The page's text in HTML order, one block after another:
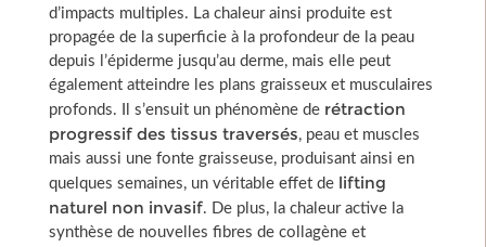
d’impacts multiples. La chaleur ainsi produite est
propagée de la superficie à la profondeur de la peau
depuis l’épiderme jusqu’au derme, mais elle peut
également atteindre les plans graisseux et musculaires
profonds. Il s’ensuit un phénomène de rétraction
progressif des tissus traversés, peau et muscles
mais aussi une fonte graisseuse, produisant ainsi en
quelques semaines, un véritable effet delifting
naturel non invasif. De plus, la chaleur active la
synthèse de nouvelles fibres de collagène et